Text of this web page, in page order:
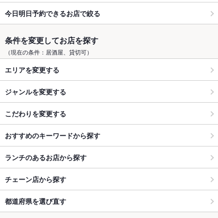
今日明日予約できるお店で絞る
条件を変更してお店を探す
（現在の条件：居酒屋、貸切可）
エリアを変更する
ジャンルを変更する
こだわりを変更する
おすすめのキーワードから探す
ランチのあるお店から探す
チェーン店から探す
都道府県を選び直す